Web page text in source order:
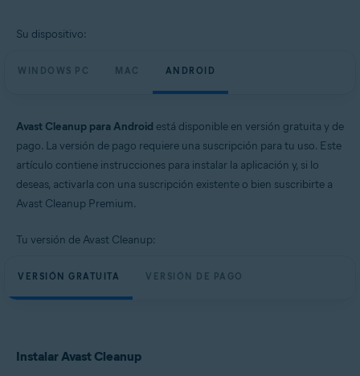
Avast Cleanup Premium
Su dispositivo:
WINDOWS PC MAC ANDROID
Avast Cleanup para Android está disponible en versión gratuita y de
pago. La versión de pago requiere una suscripción para tu uso. Este
artículo contiene instrucciones para instalar la aplicación y, si lo
deseas, activarla con una suscripción existente o bien suscribirte a
Avast Cleanup Premium.
Tu versión de Avast Cleanup:
VERSIÓN GRATUITA VERSIÓN DE PAGO
Instalar Avast Cleanup